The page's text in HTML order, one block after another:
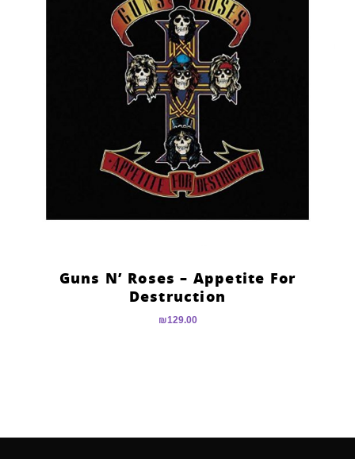
Guns N’ Roses – Appetite For
Destruction
₪129.00